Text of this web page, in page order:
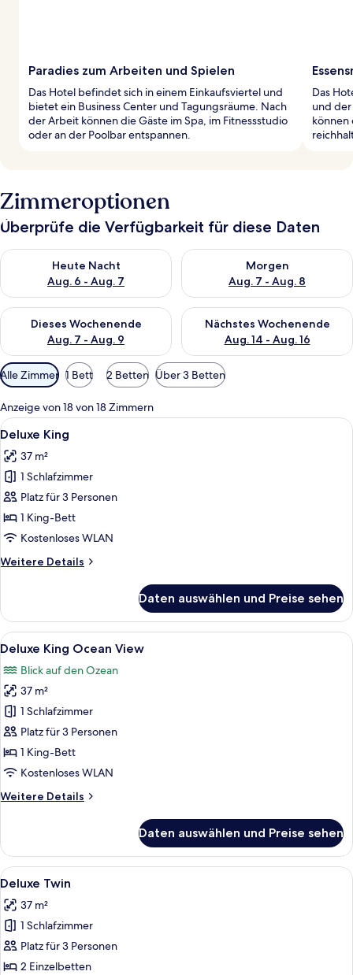
Paradies zum Arbeiten und Spielen
Das Hotel befindet sich in einem Einkaufsviertel und
bietet ein Business Center und Tagungsräume. Nach
der Arbeit können die Gäste im Spa, im Fitnessstudio
oder an der Poolbar entspannen.
Das
und der
können
Zimmeroptionen
Überprüfe die Verfügbarkeit für diese Daten
Heute Nacht
Aug. 6 - Aug. 7
Überprüfe die Verfügbarkeit für heute Nacht, Aug. 6 - Aug. 7.
Morgen
Aug. 7 - Aug. 8
Überprüfe die Verfügbarkeit
Dieses Wochenende
Aug. 7 - Aug. 9
Überprüfe die Verfügbarkeit für dieses Wochenende, Aug. 7
Nächstes Wochenende
Aug. 14 - Aug. 16
Überprüfe die Verfügbarkeit
Verfügbare
Filter
für
Zimmer
Alle Zimmer 1 Bett 2 Betten Über 3 Betten
Anzeige von 18 von 18 Zimmern
Alle
Fotos
für
Deluxe
King
anzeigen
Ein Hotelzimmer mit einem großen
4
Deluxe King
37 m²
1 Schlafzimmer
Platz für 3 Personen
1 King-Bett
Kostenloses WLAN
Weitere Details
Weitere
King
Daten auswählen und Preise sehen
Alle
Fotos
für
Deluxe
King
Ocean
View
anzeigen
Ein modernes Hotelzimmer mit
4
Deluxe King Ocean View
Blick auf den Ozean
37 m²
1 Schlafzimmer
Platz für 3 Personen
1 King-Bett
Kostenloses WLAN
Weitere Details
Weitere
King
Ocean
View
Daten auswählen und Preise sehen
Alle
Fotos
für
Deluxe
Twin
anzeigen
Ein Hotelzimmer mit zwei Betten,
4
Deluxe Twin
37 m²
1 Schlafzimmer
Platz für 3 Personen
2 Einzelbetten